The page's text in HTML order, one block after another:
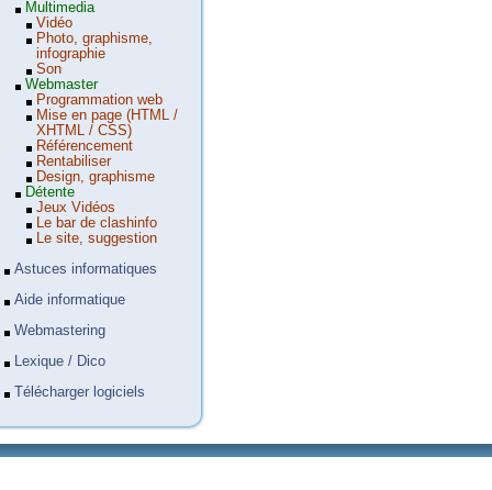
Multimedia
Vidéo
Photo, graphisme,
infographie
Son
Webmaster
Programmation web
Mise en page (HTML /
XHTML / CSS)
Référencement
Rentabiliser
Design, graphisme
Détente
Jeux Vidéos
Le bar de clashinfo
Le site, suggestion
Astuces informatiques
Aide informatique
Webmastering
Lexique / Dico
Télécharger logiciels